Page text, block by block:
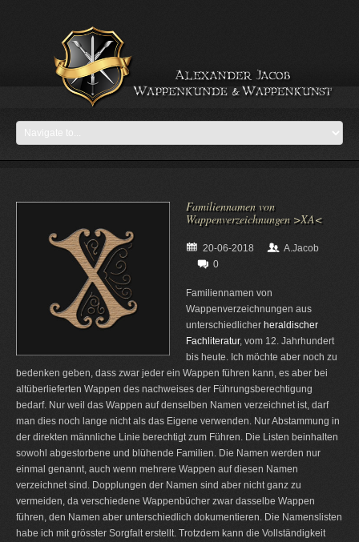
Familiennamen von
Wappenverzeichnungen >XA<
20-06-2018
A.Jacob
0
Familiennamen von
Wappenverzeichnungen aus
unterschiedlicher heraldischer
Fachliteratur, vom 12. Jahrhundert
bis heute. Ich möchte aber noch zu
bedenken geben, dass zwar jeder ein Wappen führen kann, es aber bei
altüberlieferten Wappen des nachweises der Führungsberechtigung
bedarf. Nur weil das Wappen auf denselben Namen verzeichnet ist, darf
man dies noch lange nicht als das Eigene verwenden. Nur Abstammung in
der direkten männliche Linie berechtigt zum Führen. Die Listen beinhalten
sowohl abgestorbene und blühende Familien. Die Namen werden nur
einmal genannt, auch wenn mehrere Wappen auf diesen Namen
verzeichnet sind. Dopplungen der Namen sind aber nicht ganz zu
vermeiden, da verschiedene Wappenbücher zwar dasselbe Wappen
führen, den Namen aber unterschiedlich dokumentieren. Die Namenslisten
habe ich mit grösster Sorgfalt erstellt. Trotzdem kann die Vollständigkeit